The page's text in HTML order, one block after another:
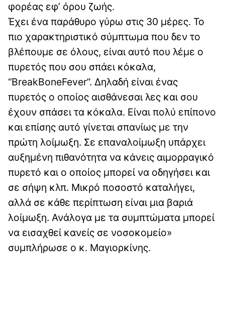
φορέας εφ’ όρου ζωής.
Έχει ένα παράθυρο γύρω στις 30 μέρες. Το
πιο χαρακτηριστικό σύμπτωμα που δεν το
βλέπουμε σε όλους, είναι αυτό που λέμε ο
πυρετός που σου σπάει κόκαλα,
“BreakBoneFever”. Δηλαδή είναι ένας
πυρετός ο οποίος αισθάνεσαι λες και σου
έχουν σπάσει τα κόκαλα. Είναι πολύ επίπονο
και επίσης αυτό γίνεται σπανίως με την
πρώτη λοίμωξη. Σε επαναλοίμωξη υπάρχει
αυξημένη πιθανότητα να κάνεις αιμορραγικό
πυρετό και ο οποίος μπορεί να οδηγήσει και
σε σήψη κλπ. Μικρό ποσοστό καταλήγει,
αλλά σε κάθε περίπτωση είναι μια βαριά
λοίμωξη. Ανάλογα με τα συμπτώματα μπορεί
να εισαχθεί κανείς σε νοσοκομείο»
συμπλήρωσε ο κ. Μαγιορκίνης.